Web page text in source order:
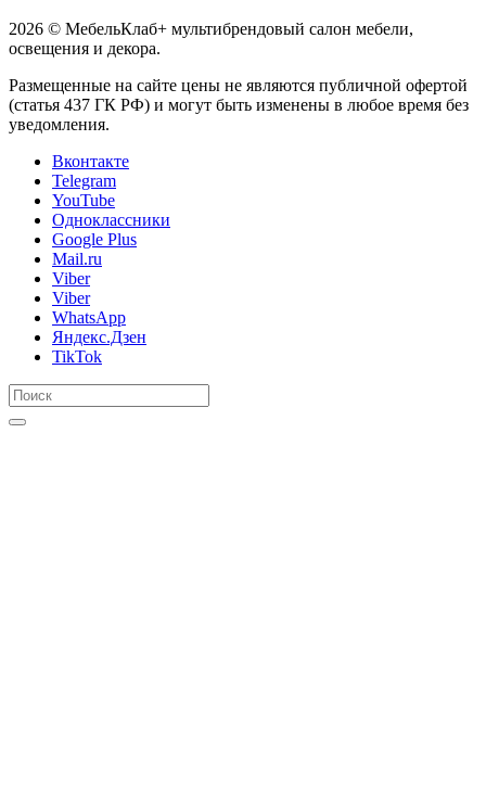
2026 © МебельКлаб+ мультибрендовый салон мебели,
освещения и декора.
Размещенные на сайте цены не являются публичной офертой
(статья 437 ГК РФ) и могут быть изменены в любое время без
уведомления.
Вконтакте
Telegram
YouTube
Одноклассники
Google Plus
Mail.ru
Viber
Viber
WhatsApp
Яндекс.Дзен
TikTok